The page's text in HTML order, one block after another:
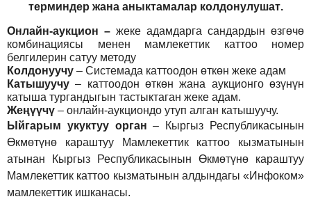
терминдер жана аныктамалар колдонулушат.
Онлайн-аукцион – жеке адамдарга сандардын өзгөчө
комбинациясы менен мамлекеттик каттоо номер
белгилерин сатуу методу
Колдонуучу – Системада каттоодон өткөн жеке адам
Катышуучу – каттоодон өткөн жана аукционго өзүнүн
катыша тургандыгын тастыктаган жеке адам.
Жеңүүчү – онлайн-аукциондо утуп алган катышуучу.
Ыйгарым укуктуу орган –
Кыргыз Республикасынын
Өкмөтүнө караштуу Мамлекеттик каттоо кызматынын
атынан Кыргыз Республикасынын Өкмөтүнө караштуу
Мамлекеттик каттоо кызматынын алдындагы «Инфоком»
мамлекеттик ишканасы.